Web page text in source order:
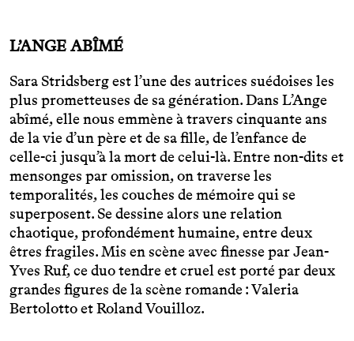
L’ANGE ABÎMÉ
Sara Stridsberg est l’une des autrices suédoises les
plus prometteuses de sa génération. Dans L’Ange
abîmé, elle nous emmène à travers cinquante ans
de la vie d’un père et de sa fille, de l’enfance de
celle-ci jusqu’à la mort de celui-là. Entre non-dits et
mensonges par omission, on traverse les
temporalités, les couches de mémoire qui se
superposent. Se dessine alors une relation
chaotique, profondément humaine, entre deux
êtres fragiles. Mis en scène avec finesse par Jean-
Yves Ruf, ce duo tendre et cruel est porté par deux
grandes figures de la scène romande : Valeria
Bertolotto et Roland Vouilloz.